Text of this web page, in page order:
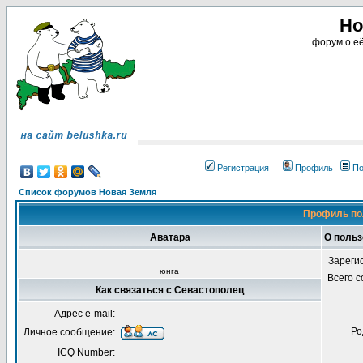
форум о
Регистрация Профиль
Список форумов Новая Земля
Профиль
Аватара О
юнга
Всего
Как связаться с Севастополец
Адрес e-mail:
Личное сообщение:
ICQ Number: